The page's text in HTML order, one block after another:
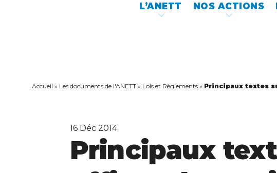
L’ANETT NOS ACTIONS
Accueil » Les documents de l'ANETT » Lois et Règlements » Principaux textes
16Déc 2014
Principaux